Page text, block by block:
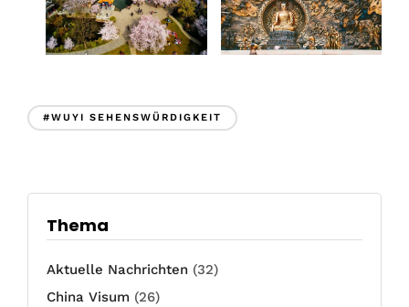
#WUYI SEHENSWÜRDIGKEIT
Thema
Aktuelle Nachrichten (32)
China Visum (26)